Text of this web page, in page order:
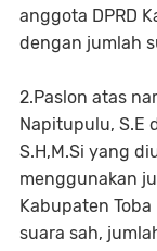
anggota DPRD
dengan jumlah
2.Paslon atas
Napitupulu, S.E
S.H,M.Si yang
menggunakan
Kabupaten
suara sah,